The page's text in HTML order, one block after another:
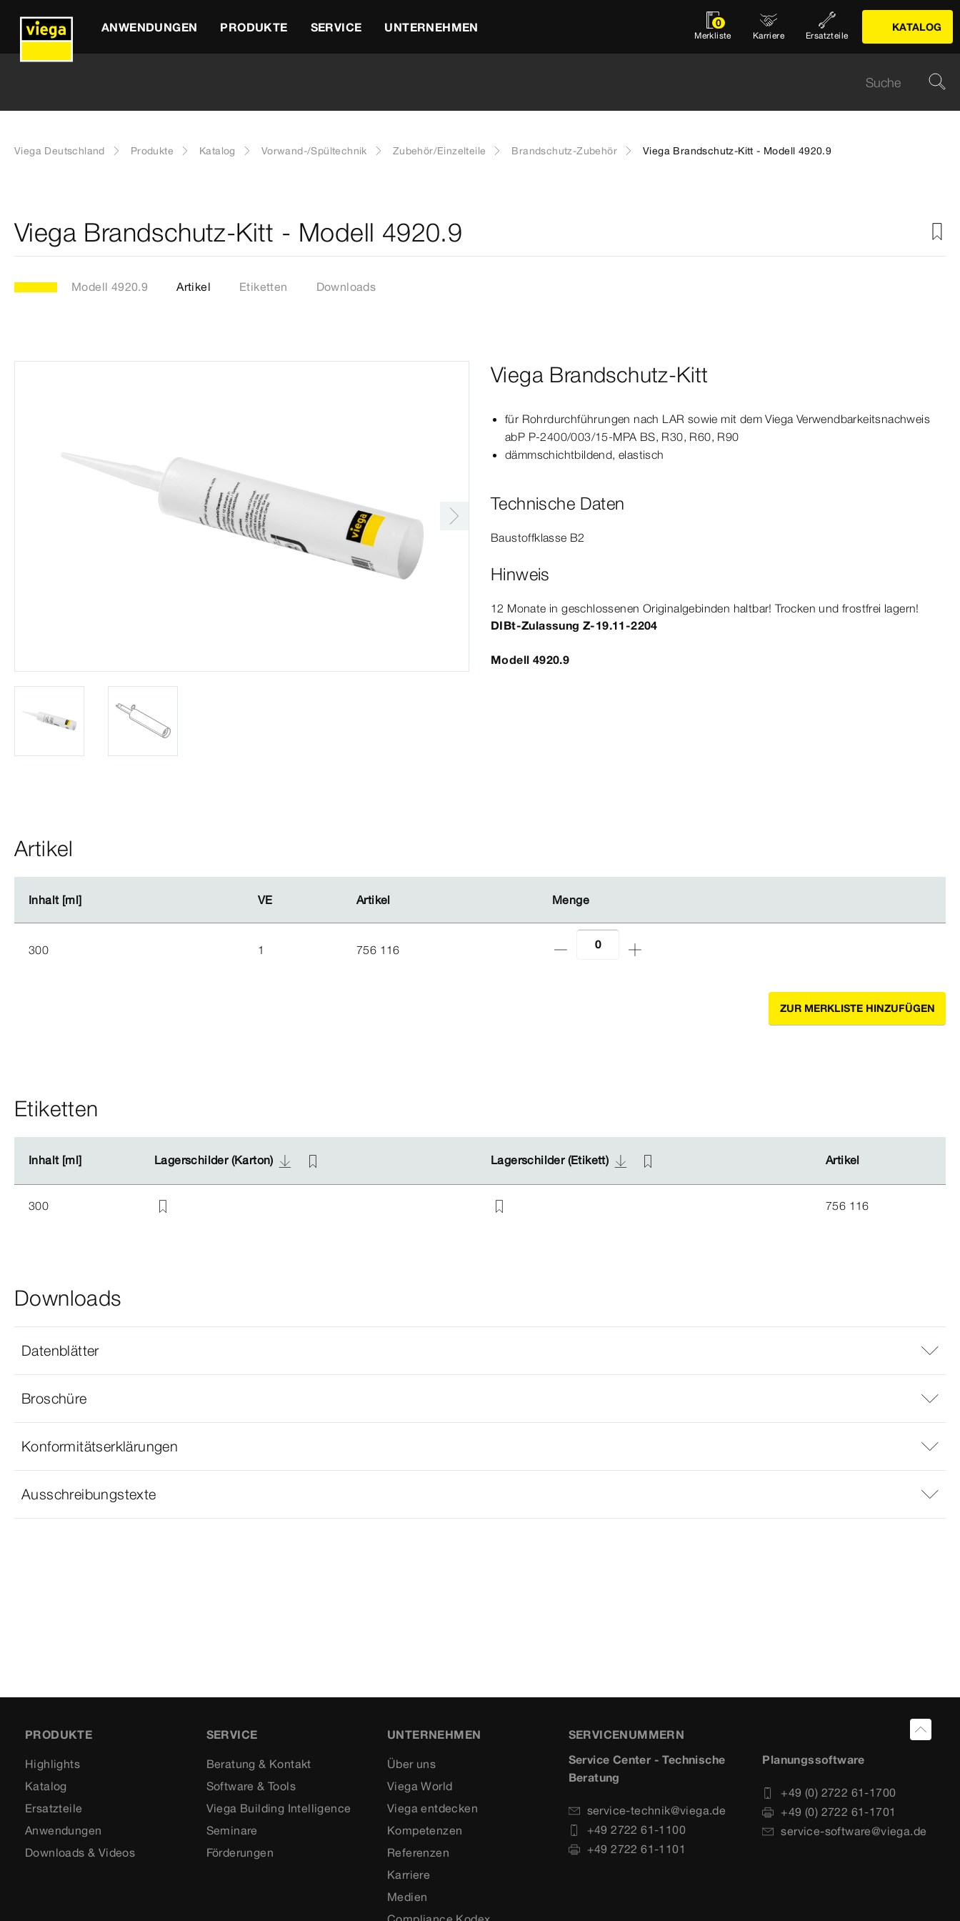
ANWENDUNGEN PRODUKTE SERVICE UNTERNEHMEN 0
Merkliste Karriere Ersatzteile
KATALOG
Viega Deutschland Produkte Katalog Vorwand-/Spültechnik Zubehör/Einzelteile Brandschutz-Zubehör Viega Brandschutz-Kitt - Modell 4920.9
Viega Brandschutz-Kitt - Modell 4920.9
Modell 4920.9 Artikel Etiketten Downloads
Viega Brandschutz-Kitt
für Rohrdurchführungen nach LAR sowie mit dem Viega Verwendbarkeitsnachweis
abP P-2400/003/15-MPA BS, R30, R60, R90
dämmschichtbildend, elastisch
Technische Daten
Baustoffklasse B2
Hinweis
12 Monate in geschlossenen Originalgebinden haltbar! Trocken und frostfrei lagern!
DIBt-​Zulassung Z-19.11‑2204
Modell 4920.9
Artikel
Inhalt [ml] VE Artikel Menge
Inhalt [ml] VE Artikel Menge
300 1 756 116
ZUR MERKLISTE HINZUFÜGEN
Etiketten
Inhalt [ml] Lagerschilder (Karton) Lagerschilder (Etikett) Artikel
Inhalt [ml] Lagerschilder (Karton) Lagerschilder (Etikett) Artikel
300 756 116
Downloads
Datenblätter
Broschüre
Konformitätserklärungen
Ausschreibungstexte
PRODUKTE
Highlights
Katalog
Ersatzteile
Anwendungen
Downloads & Videos
SERVICE
Beratung & Kontakt
Software & Tools
Viega Building Intelligence
Seminare
Förderungen
UNTERNEHMEN
Über uns
Viega World
Viega entdecken
Kompetenzen
Referenzen
Karriere
Medien
SERVICENUMMERN
Service Center - Technische
Beratung
service-technik@viega.de
+49 2722 61-1100
+49 2722 61-1101
Planungssoftware
+49 (0) 2722 61-1700
+49 (0) 2722 61-1701
service-software@viega.de